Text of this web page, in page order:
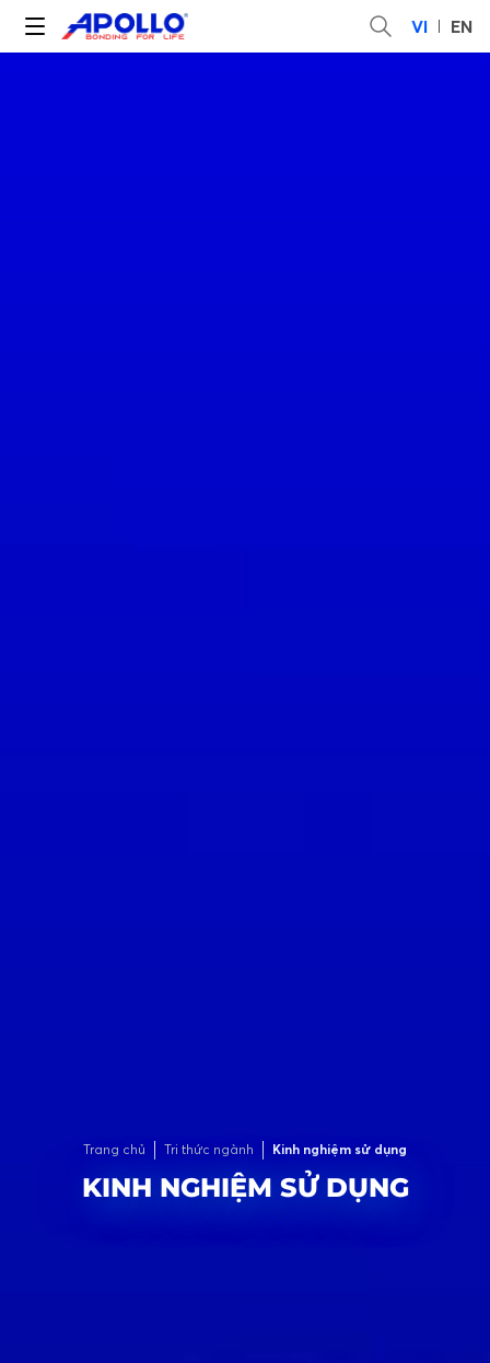
VI EN
Trang chủ Tri thức ngành Kinh nghiệm sử dụng
KINH NGHIỆM SỬ DỤNG